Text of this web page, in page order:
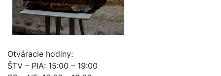
Otváracie hodiny:
ŠTV – PIA: 15:00 – 19:00